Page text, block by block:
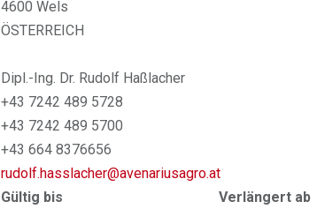
4600 Wels
ÖSTERREICH
Dipl.-Ing. Dr. Rudolf Haßlacher
+43 7242 489 5728
+43 7242 489 5700
+43 664 8376656
rudolf.hasslacher@avenariusagro.at
Gültig bis Verlängert ab